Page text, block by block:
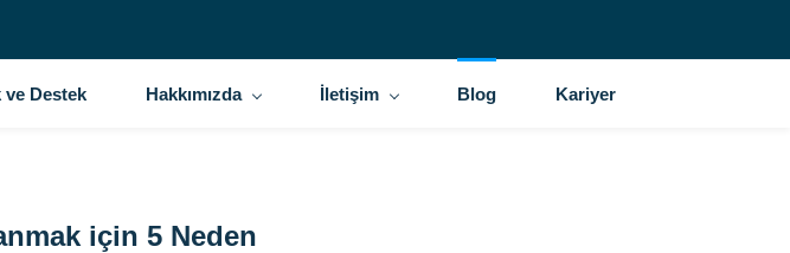
ve Destek Hakkımızda İletişim Blog Kariyer
için 5 Neden